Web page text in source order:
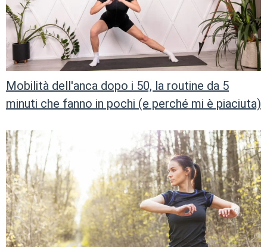
Mobilità dell'anca dopo i 50, la routine da 5
minuti che fanno in pochi (e perché mi è piaciuta)